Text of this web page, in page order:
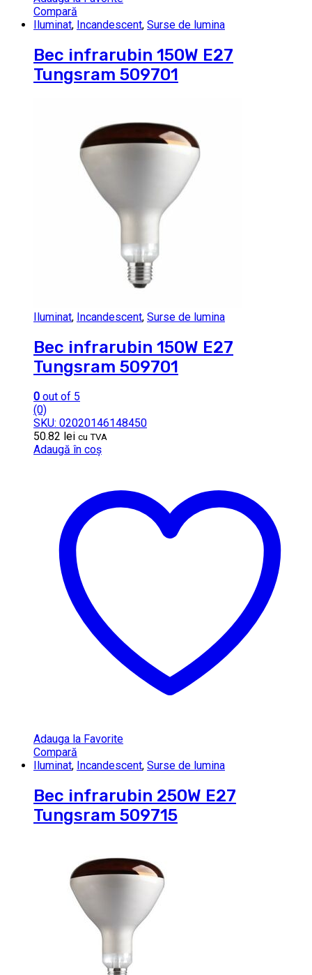
Compară
Iluminat, Incandescent, Surse de lumina
Bec infrarubin 150W E27
Tungsram 509701
Iluminat, Incandescent, Surse de lumina
Bec infrarubin 150W E27
Tungsram 509701
0 out of 5
(0)
SKU: 02020146148450
50.82 lei cu TVA
Adaugă în coș
Adauga la Favorite
Compară
Iluminat, Incandescent, Surse de lumina
Bec infrarubin 250W E27
Tungsram 509715